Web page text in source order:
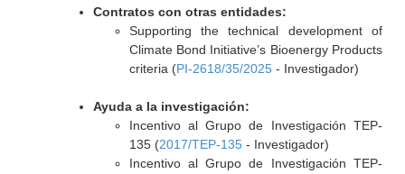
Contratos con otras entidades:
Supporting the technical development of
Climate Bond Initiative’s Bioenergy Products
criteria (PI-2618/35/2025- Investigador)
Ayuda a la investigación:
Incentivo al Grupo de Investigación TEP-
135 (2017/TEP-135- Investigador)
Incentivo al Grupo de Investigación TEP-